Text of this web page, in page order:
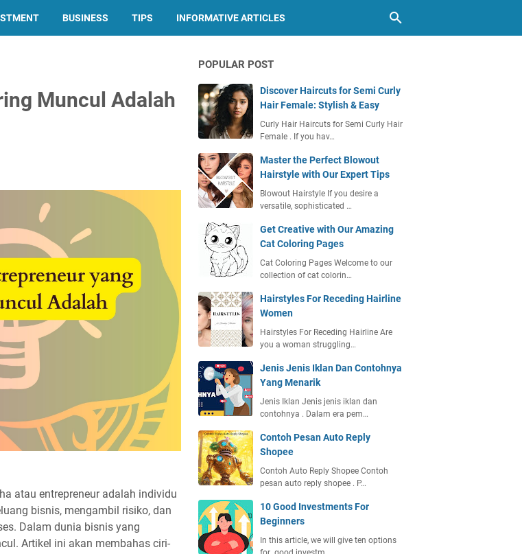
BUSINESS TIPS INFORMATIVE ARTICLES
Muncul Adalah
atau entrepreneur adalah individu
bisnis, mengambil risiko, dan
Dalam dunia bisnis yang
Artikel ini akan membahas ciri-
POPULAR POST
Discover Haircuts for Semi Curly
Hair Female: Stylish & Easy
Curly Hair Haircuts for Semi Curly Hair
Female . If you hav…
Master the Perfect Blowout
Hairstyle with Our Expert Tips
Blowout Hairstyle If you desire a
versatile, sophisticated …
Get Creative with Our Amazing
Cat Coloring Pages
Cat Coloring Pages Welcome to our
collection of cat colorin…
Hairstyles For Receding Hairline
Women
Hairstyles For Receding Hairline Are
you a woman struggling…
Jenis Jenis Iklan Dan Contohnya
Yang Menarik
Jenis Iklan Jenis jenis iklan dan
contohnya . Dalam era pem…
Contoh Pesan Auto Reply
Shopee
Contoh Auto Reply Shopee Contoh
pesan auto reply shopee . P…
10 Good Investments For
Beginners
In this article, we will give ten options